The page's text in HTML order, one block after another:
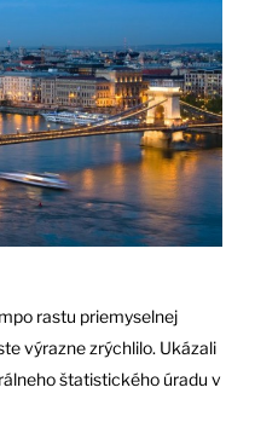
rastu priemyselnej
výrazne zrýchlilo. Ukázali
štatistického úradu v